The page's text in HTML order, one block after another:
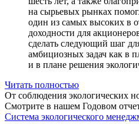
на сырьевых рынках
один из самых высоких в
доходности для
сделать следующий шаг
амбициозных задач как в
и в плане решения
Читать полностью
От соблюдения экологических
Смотрите в нашем Годовом
Система экологического